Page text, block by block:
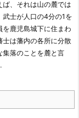
、それは山の麓では
武士が人口の4分の1を
鹿児島城下に住まわ
士は藩内の各所に分散
集落のことを麓と言